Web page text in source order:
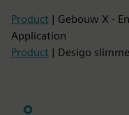
Product | Gebouw X -
Application
Product | Desigo